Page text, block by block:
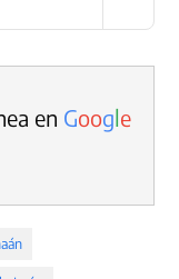
en Google